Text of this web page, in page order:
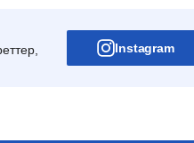
Instagram